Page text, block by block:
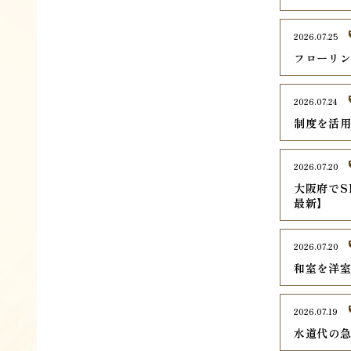
フローリ
2026.07.25
制度を活
2026.07.24
大阪府で
最新】
2026.07.20
和室を洋
2026.07.20
水道代の
2026.07.19